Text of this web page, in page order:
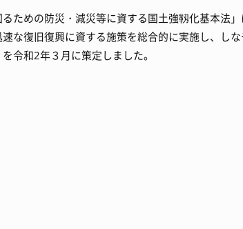
入札・契約情報
特産
ための防災・減災等に資する国土強靱化基本法
な復旧復興に資する施策を総合的に実施し、し
令和2年３月に策定しました。